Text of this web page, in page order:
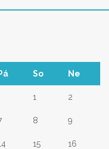
Pá So Ne
1 2
8 9
15 16